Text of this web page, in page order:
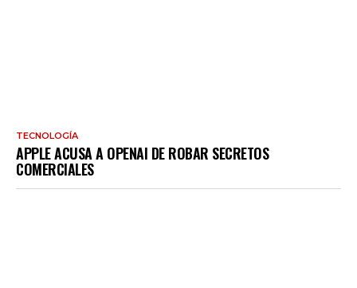
TECNOLOGÍA
APPLE ACUSA A OPENAI DE ROBAR SECRETOS
COMERCIALES